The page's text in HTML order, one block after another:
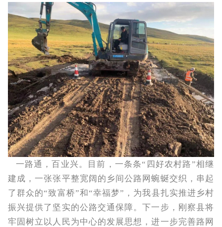
一路通，百业兴。目前，一条条“四好农村路”相继
建成，一张张平整宽阔的乡间公路网蜿蜒交织，串起
了群众的“致富桥”和“幸福梦”，为我县扎实推进乡村
振兴提供了坚实的公路交通保障。下一步，刚察县将
牢固树立以人民为中心的发展思想，进一步完善路网